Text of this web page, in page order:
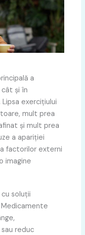
a
și în
exercițiului
mult prea
și mult prea
a apariției
factorilor externi
imagine
soluții
reduc